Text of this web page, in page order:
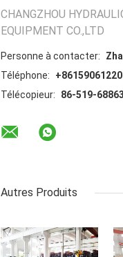
CHANGZHOU
EQUIPMENT CO.,LTD
Personne à contacter:
Téléphone:
Télécopieur:
86-519-
Autres Produits